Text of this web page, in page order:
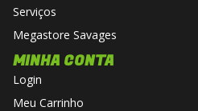
Serviços
Megastore Savages
MINHA CONTA
Login
Meu Carrinho